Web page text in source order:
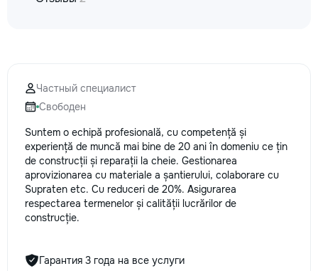
consultații și programări. Deviz
gratuit Consultanță profesională
Soluții pentru orice buget
Reparații executate la timp și cu
responsabilitate. Transformăm
ideile în locuințe confortabile,
moderne și funcționale! Calitatea
noastră – liniștea și confortul
dumneavoastră!
Частный специалист
Свободен
Suntem o echipă profesională, cu competență și
experiență de muncă mai bine de 20 ani în domeniu ce țin
de construcții și reparații la cheie. Gestionarea
aprovizionarea cu materiale a șantierului, colaborare cu
Supraten etc. Cu reduceri de 20%. Asigurarea
respectarea termenelor și calității lucrărilor de
construcție.
Гарантия 3 года на все услуги